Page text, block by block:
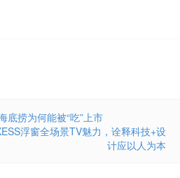
底捞为何能被“吃”上市
浮窗全场景TV魅力，诠释科技+设
计应以人为本